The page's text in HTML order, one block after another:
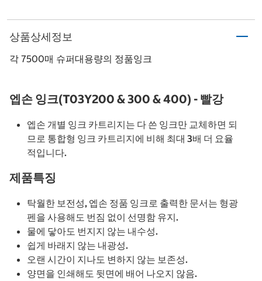
상품상세정보
각 7500매 슈퍼대용량의 정품잉크
엡손 잉크(T03Y200 & 300 & 400) - 빨강
엡손 개별 잉크 카트리지는 다 쓴 잉크만 교체하면 되
므로 통합형 잉크 카트리지에 비해 최대 3배 더 요율
적입니다.
제품특징
탁월한 보전성, 엡손 정품 잉크로 출력한 문서는 형광
펜을 사용해도 번짐 없이 선명함 유지.
물에 닿아도 번지지 않는 내수성.
쉽게 바래지 않는 내광성.
오랜 시간이 지나도 변하지 않는 보존성.
양면을 인쇄해도 뒷면에 배어 나오지 않음.